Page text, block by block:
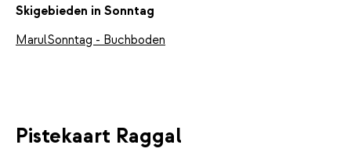
Skigebieden in Sonntag
MarulSonntag - Buchboden
Pistekaart Raggal